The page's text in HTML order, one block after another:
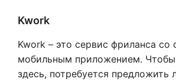
Kwork
Kwork – это сервис фриланса со
мобильным приложением. Чтобы
здесь, потребуется предложить